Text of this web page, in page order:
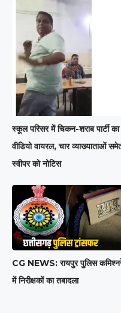
स्कूल परिसर में चिकन-शराब पार्टी का
वीडियो वायरल, चार व्याख्याताओं
स्वीपर को नोटिस
CG NEWS: रायपुर पुलिस
में निरीक्षकों का तबादला